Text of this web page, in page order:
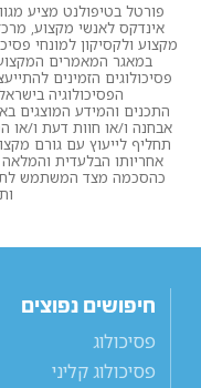
פורטל בטיפולנט מציע
אינדקס לאנשי מקצוע,
מקצוע ולקסיקון למונחי
במאגר המאמרים
פסיכולוגים הזמינים
הפסיכולוגיה
התכנים והמידע המוצגים
אבחנה ו/או חוות דעת ו/או
תחליף לייעוץ עם גורם
אחריותו הבלעדית
כהסכמה מצד המשתמש
חיפושים נפוצים
פסיכולוג
פסיכולוג קליני